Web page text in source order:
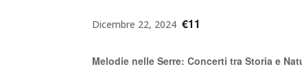
Dicembre 22, 2024 €11
Melodie nelle Serre: Concerti tra Storia e